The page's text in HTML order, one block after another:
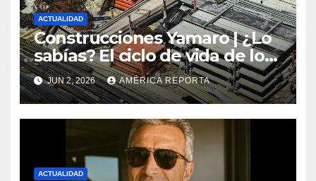
ACTUALIDAD
Construcciones Yamaro | ¿Lo
sabías? El ciclo de vida de los
materiales de construcción
revoluciona eficiencia en
proyectos modernos
JUN 2, 2026 AMÉRICA REPORTA
ACTUALIDAD